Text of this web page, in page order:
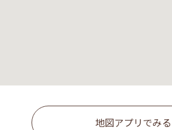
地図アプリでみる